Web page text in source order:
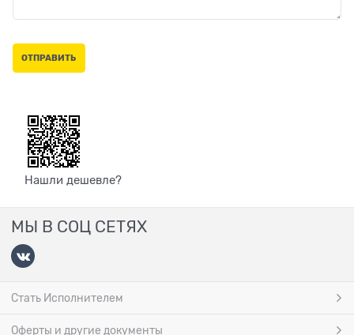
Нашли дешевле?
МЫ В СОЦ СЕТЯХ
Стать Исполнителем
Оферты и другие документы